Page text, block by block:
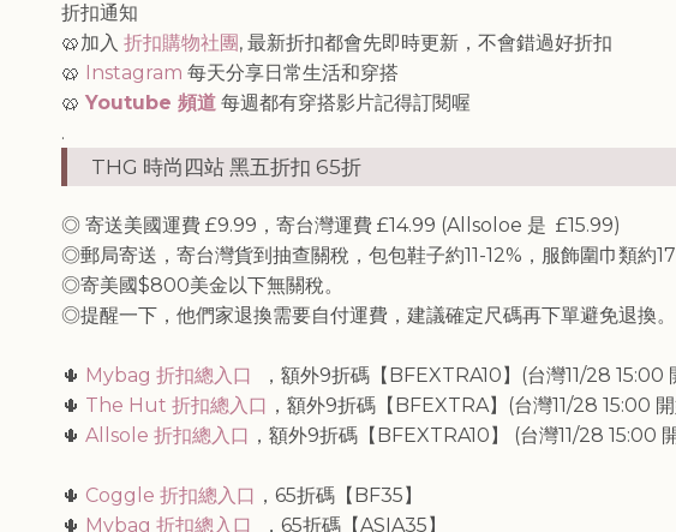
折扣通知
🥨加入 折扣購物社團, 最新折扣都會先即時更新，不會錯過好折扣
🥨 Instagram 每天分享日常生活和穿搭
🥨 Youtube 頻道 每週都有穿搭影片記得訂閱喔
.
THG 時尚四站 黑五折扣 65折
◎ 寄送美國運費 £9.99，寄台灣運費 £14.99 (Allsoloe 是 £15.99)
◎郵局寄送，寄台灣貨到抽查關稅，包包鞋子約11-12%，服飾圍巾類約
◎寄美國$800美金以下無關稅。
◎提醒一下，他們家退換需要自付運費，建議確定尺碼再下單避免退換。
🌵 Mybag 折扣總入口
，額外9折碼【BFEXTRA10】(台灣11/28 15:00
🌵 The Hut 折扣總入口 ，額外9折碼【BFEXTRA】 (台灣11/28 15:00
🌵 Allsole 折扣總入口 ，額外9折碼【BFEXTRA10】 (台灣11/28 15:00
🌵 Coggle 折扣總入口 ，65折碼【BF35】
🌵 Mybag 折扣總入口
，65折碼【ASIA35】